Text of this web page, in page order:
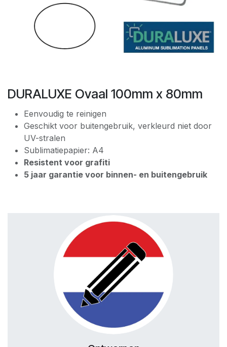
DURALUXE Ovaal 100mm x 80mm
Eenvoudig te reinigen
Geschikt voor buitengebruik, verkleurd niet door
UV-stralen
Sublimatiepapier: A4
Resistent voor grafiti
5 jaar garantie voor binnen- en buitengebruik